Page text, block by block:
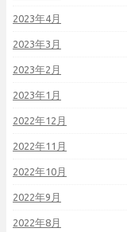
2023年4月
2023年3月
2023年2月
2023年1月
2022年12月
2022年11月
2022年10月
2022年9月
2022年8月